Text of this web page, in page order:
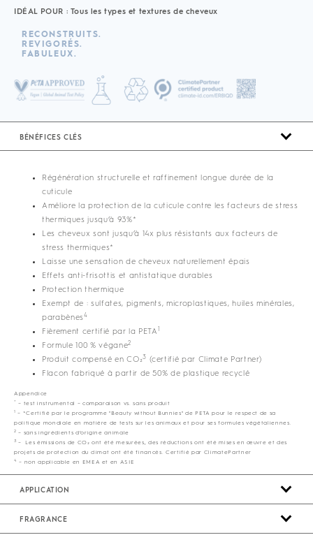
IDÉAL POUR : Tous les types et textures de cheveux
RECONSTRUITS.
REVIGORÉS.
FABULEUX.
BÉNÉFICES CLÉS
Régénération structurelle et raffinement longue durée de la
cuticule
Améliore la protection de la cuticule contre les facteurs de stress
thermiques jusqu’à 93%*
Les cheveux sont jusqu’à 14x plus résistants aux facteurs de
stress thermiques*
Laisse une sensation de cheveux naturellement épais
Effets anti-frisottis et antistatique durables
Protection thermique
Exempt de : sulfates, pigments, microplastiques, huiles minérales,
parabènes4
Fièrement certifié par la PETA 1
Formule 100 % végane2
Produit compensé en CO₂3 (certifié par Climate Partner)
Flacon fabriqué à partir de 50% de plastique recyclé
Appendice
* – test instrumental – comparaison vs. sans produit
1 – *Certifié par le programme "Beauty without Bunnies" de PETA pour le respect de sa
politique mondiale en matière de tests sur les animaux et pour ses formules végétaliennes.
2 – sans ingrédients d’origine animale
3 – Les émissions de CO₂ ont été mesurées, des réductions ont été mises en œuvre et des
projets de protection du climat ont été financés. Certifié par ClimatePartner
4 – non applicable en EMEA et en ASIE
APPLICATION
FRAGRANCE